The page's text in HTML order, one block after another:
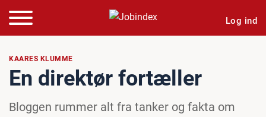
Log ind
KAARES KLUMME
En direktør fortæller
Bloggen rummer alt fra tanker og fakta om